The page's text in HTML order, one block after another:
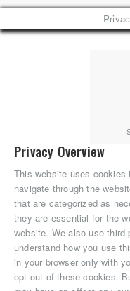
Privacy Overview
This website uses cookies
navigate through the
that are categorized as
they are essential for the
website. We also use
understand how you use
in your browser only with
opt-out of these cookies.